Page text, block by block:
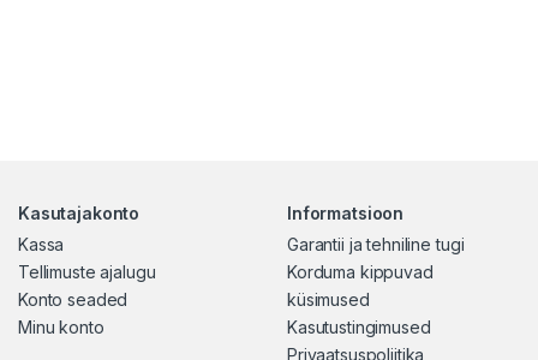
Kasutajakonto
Kassa
Tellimuste ajalugu
Konto seaded
Minu konto
Informatsioon
Garantii ja tehniline tugi
Korduma kippuvad
küsimused
Kasutustingimused
Privaatsuspoliitika